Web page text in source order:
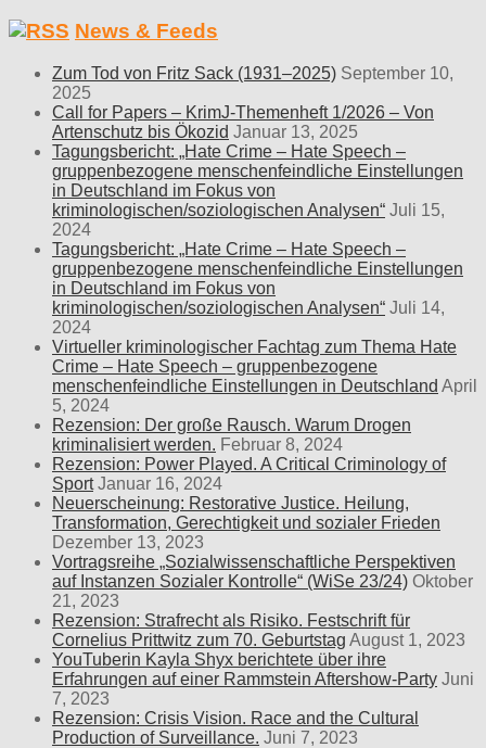
News & Feeds
Zum Tod von Fritz Sack (1931–2025) September 10,
2025
Call for Papers – KrimJ-Themenheft 1/2026 – Von
Artenschutz bis Ökozid Januar 13, 2025
Tagungsbericht: „Hate Crime – Hate Speech –
gruppenbezogene menschenfeindliche Einstellungen
in Deutschland im Fokus von
kriminologischen/soziologischen Analysen“ Juli 15,
2024
Tagungsbericht: „Hate Crime – Hate Speech –
gruppenbezogene menschenfeindliche Einstellungen
in Deutschland im Fokus von
kriminologischen/soziologischen Analysen“ Juli 14,
2024
Virtueller kriminologischer Fachtag zum Thema Hate
Crime – Hate Speech – gruppenbezogene
menschenfeindliche Einstellungen in Deutschland April
5, 2024
Rezension: Der große Rausch. Warum Drogen
kriminalisiert werden. Februar 8, 2024
Rezension: Power Played. A Critical Criminology of
Sport Januar 16, 2024
Neuerscheinung: Restorative Justice. Heilung,
Transformation, Gerechtigkeit und sozialer Frieden
Dezember 13, 2023
Vortragsreihe „Sozialwissenschaftliche Perspektiven
auf Instanzen Sozialer Kontrolle“ (WiSe 23/24) Oktober
21, 2023
Rezension: Strafrecht als Risiko. Festschrift für
Cornelius Prittwitz zum 70. Geburtstag August 1, 2023
YouTuberin Kayla Shyx berichtete über ihre
Erfahrungen auf einer Rammstein Aftershow-Party Juni
7, 2023
Rezension: Crisis Vision. Race and the Cultural
Production of Surveillance. Juni 7, 2023